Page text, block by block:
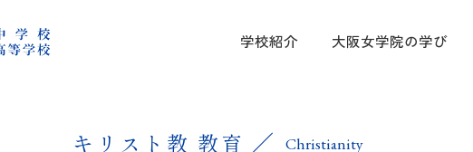
学校紹介 大阪女学院の学び
キリスト教 教育 Christianity